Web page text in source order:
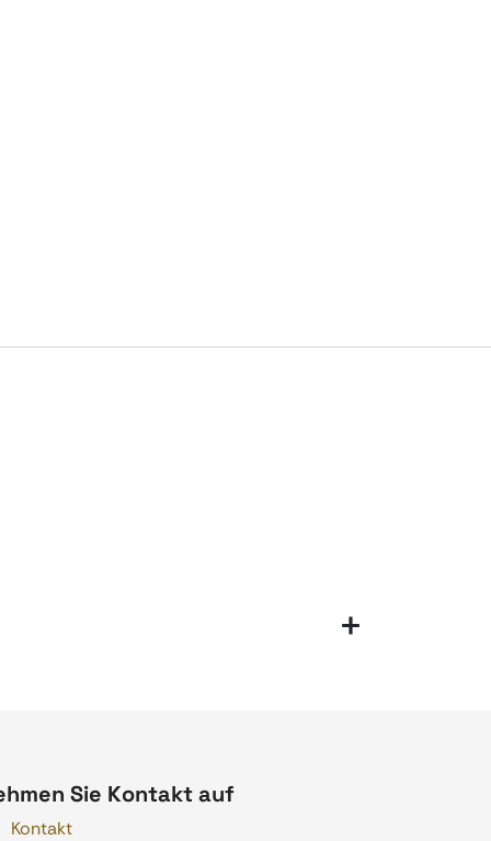
Sie Kontakt auf
Kontakt